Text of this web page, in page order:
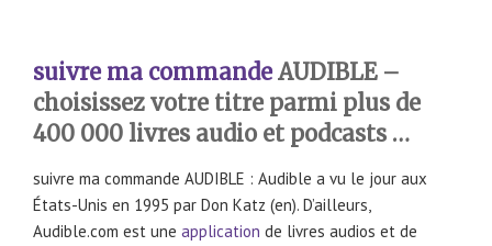
suivre ma commandeAUDIBLE –
choisissez votre titre parmi plus de
400 000 livres audio et podcasts …
suivre ma commande AUDIBLE : Audible a vu le jour aux
États-Unis en 1995 par Don Katz (en). D’ailleurs,
Audible.com est une application de livres audios et de